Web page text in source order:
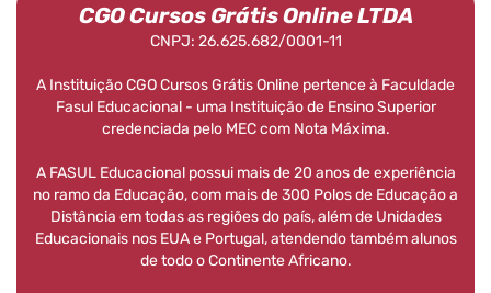
CGO Cursos Grátis Online LTDA
CNPJ: 26.625.682/0001-11
A Instituição CGO Cursos Grátis Online pertence à Faculdade
Fasul Educacional - uma Instituição de Ensino Superior
credenciada pelo MEC com Nota Máxima.
A FASUL Educacional possui mais de 20 anos de experiência
no ramo da Educação, com mais de 300 Polos de Educação a
Distância em todas as regiões do país, além de Unidades
Educacionais nos EUA e Portugal, atendendo também alunos
de todo o Continente Africano.